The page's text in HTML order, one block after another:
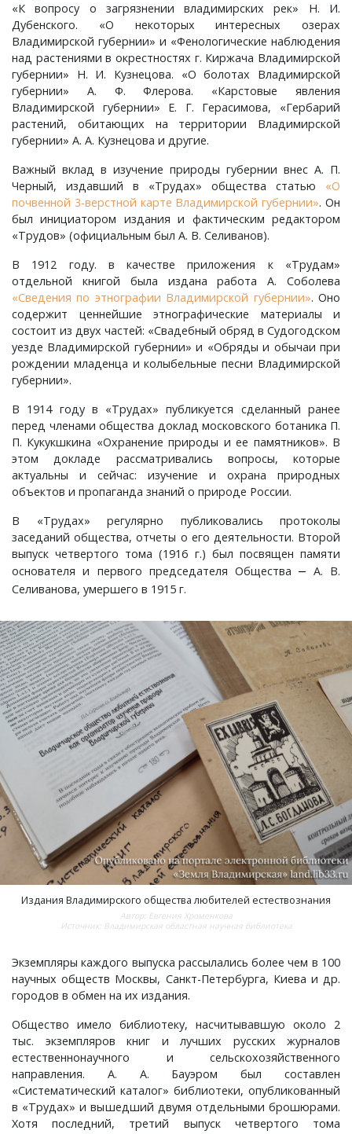
«К вопросу о загрязнении владимирских рек» Н. И.
Дубенского. «О некоторых интересных озерах
Владимирской губернии» и «Фенологические наблюдения
над растениями в окрестностях г. Киржача Владимирской
губернии» Н. И. Кузнецова. «О болотах Владимирской
губернии» А. Ф. Флерова. «Карстовые явления
Владимирской губернии» Е. Г. Герасимова, «Гербарий
растений, обитающих на территории Владимирской
губернии» А. А. Кузнецова и другие.
Важный вклад в изучение природы губернии внес А. П.
Черный, издавший в «Трудах» общества статью «О
почвенной 3-верстной карте Владимирской губернии». Он
был инициатором издания и фактическим редактором
«Трудов» (официальным был А. В. Селиванов).
В 1912 году. в качестве приложения к «Трудам»
отдельной книгой была издана работа А. Соболева
«Сведения по этнографии Владимирской губернии». Оно
содержит ценнейшие этнографические материалы и
состоит из двух частей: «Свадебный обряд в Судогодском
уезде Владимирской губернии» и «Обряды и обычаи при
рождении младенца и колыбельные песни Владимирской
губернии».
В 1914 году в «Трудах» публикуется сделанный ранее
перед членами общества доклад московского ботаника П.
П. Кукукшкина «Охранение природы и ее памятников». В
этом докладе рассматривались вопросы, которые
актуальны и сейчас: изучение и охрана природных
объектов и пропаганда знаний о природе России.
В «Трудах» регулярно публиковались протоколы
заседаний общества, отчеты о его деятельности. Второй
выпуск четвертого тома (1916 г.) был посвящен памяти
основателя и первого председателя Общества– А. В.
Селиванова, умершего в 1915 г.
Издания Владимирского общества любителей естествознания
Автор: Евгения Хроменкова
Источник: Владимирская областная научная библиотека
Экземпляры каждого выпуска рассылались более чем в 100
научных обществ Москвы, Санкт-Петербурга, Киева и др.
городов в обмен на их издания.
Общество имело библиотеку, насчитывавшую около 2
тыс. экземпляров книг и лучших русских журналов
естественнонаучного и сельскохозяйственного
направления. А. А. Бауэром был составлен
«Систематический каталог» библиотеки, опубликованный
в «Трудах» и вышедший двумя отдельными брошюрами.
Хотя последний, третий выпуск четвертого тома
Санаторий имени Ленина, поселок
Саулово, деревня
Семенигино, деревня
Семинова гора, погост
Сергеиха, деревня
Сереброво, деревня
Симаково, деревня
Симоново, деревня
Сосновка, деревня
Старая Никола, погост
Ступино, деревня
Суслово, деревня
Тереховицы, деревня
Тынцы, село
Усолье, село
Фомиха, село
Харламово, деревня
Чешково, деревня
Чистуха, село
Шелухино, деревня
Шухурдино, деревня
Юрятино, деревня